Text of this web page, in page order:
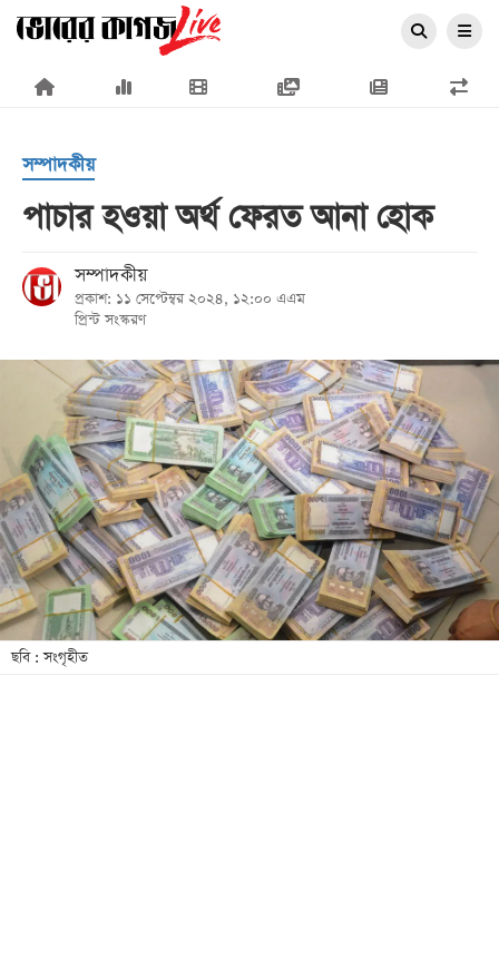
×
প্রচ্ছদ
জাতীয়
রাজনীতি
অর্থনীতি
আন্তর্জাতিক
সারাদেশ
খেলা
বিনোদন
লাইফ
স্টাইল
শিক্ষা
সম্পাদকীয়
পাচার হওয়া অর্থ ফেরত আনা হোক
সম্পাদকীয়
প্রকাশ: ১১ সেপ্টেম্বর ২০২৪, ১২:০০ এএম
প্রিন্ট সংস্করণ
ছবি : সংগৃহীত